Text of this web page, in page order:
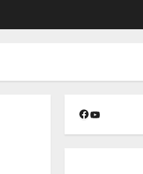
Facebook
YouTube